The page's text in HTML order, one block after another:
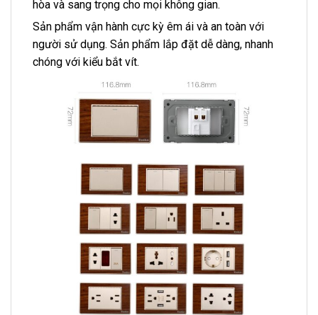
hòa và sang trọng cho mọi không gian.
Sản phẩm vận hành cực kỳ êm ái và an toàn với
người sử dụng. Sản phẩm lắp đặt dễ dàng, nhanh
chóng với kiểu bắt vít.